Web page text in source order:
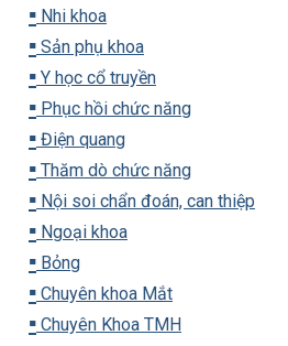
▪️ Nhi khoa
▪️ Sản phụ khoa
▪️ Y học cổ truyền
▪️ Phục hồi chức năng
▪️ Điện quang
▪️ Thăm dò chức năng
▪️ Nội soi chẩn đoán, can thiệp
▪️ Ngoại khoa
▪️ Bỏng
▪️ Chuyên khoa Mắt
▪️ Chuyên Khoa TMH